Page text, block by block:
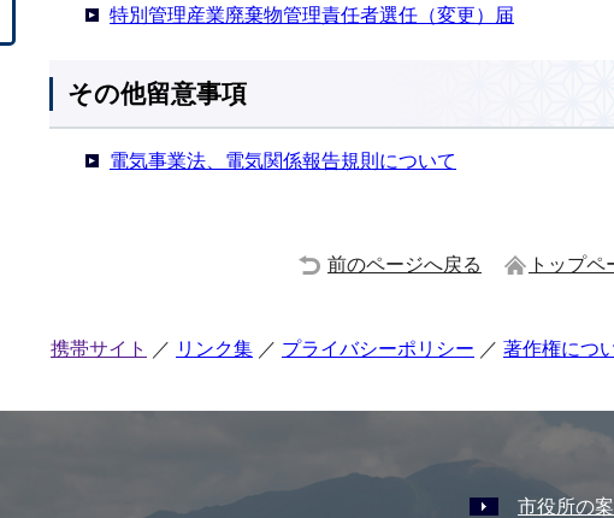
特別管理産業廃棄物管理責任者選任（変更）届
その他留意事項
電気事業法、電気関係報告規則について
前のページへ戻る トップ
携帯サイト リンク集 プライバシーポリシー 著作権につ
市役所の